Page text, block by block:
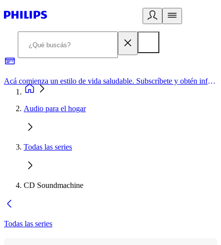
Acá comienza un estilo de vida saludable. Subscríbete y obtén información de primera mano
Audio para el hogar
Todas las series
CD Soundmachine
Todas las series